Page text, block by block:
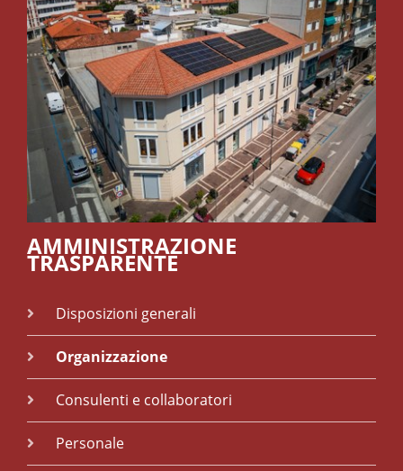
AMMINISTRAZIONE
TRASPARENTE
Disposizioni generali
Organizzazione
Consulenti e collaboratori
Personale